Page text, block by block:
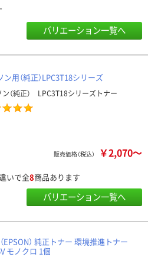
バリエーション一覧へ
ン用（純正）LPC3T18シリーズ
ン（純正） LPC3T18シリーズトナー
販売価格（税込） ￥2,070～
いで全8商品あります
バリエーション一覧へ
EPSON） 純正トナー 環境推進トナー
モノクロ 1個